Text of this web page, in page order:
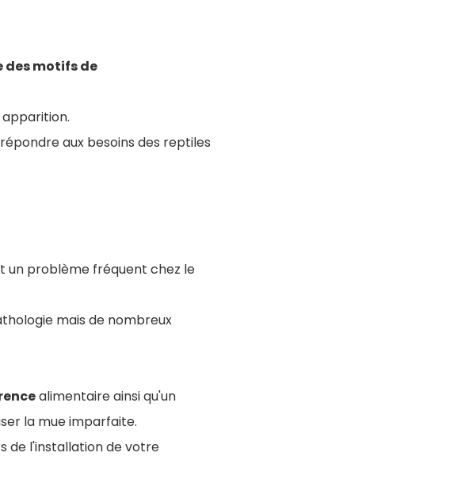
motifs de
aux besoins des reptiles
un problème fréquent chez le
mais de nombreux
alimentaire ainsi qu'un
la mue imparfaite.
de l'installation de votre